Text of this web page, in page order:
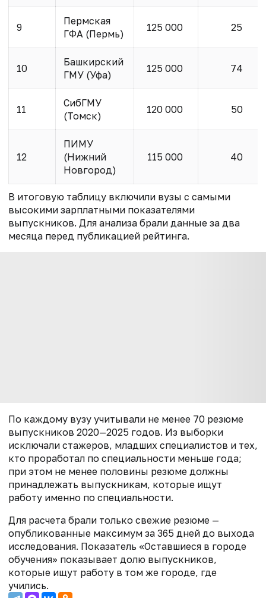
9
Пермская
ГФА (Пермь)
125 000 25
10
Башкирский
ГМУ (Уфа)
125 000 74
11
СибГМУ
(Томск)
120 000 50
12
ПИМУ
(Нижний
Новгород)
115 000 40
В итоговую таблицу включили вузы с самыми
высокими зарплатными показателями
выпускников. Для анализа брали данные за два
месяца перед публикацией рейтинга.
По каждому вузу учитывали не менее 70 резюме
выпускников 2020—2025 годов. Из выборки
исключали стажеров, младших специалистов и тех,
кто проработал по специальности меньше года;
при этом не менее половины резюме должны
принадлежать выпускникам, которые ищут
работу именно по специальности.
Для расчета брали только свежие резюме —
опубликованные максимум за 365 дней до выхода
исследования. Показатель «Оставшиеся в городе
обучения» показывает долю выпускников,
которые ищут работу в том же городе, где
учились.